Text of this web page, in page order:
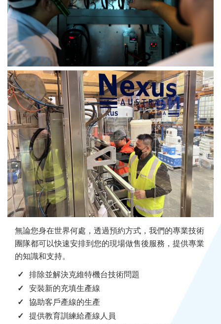
無論您身在世界何處，透過預約方式，我們的專業技術
團隊都可以快速安排到您的現場做售後服務，提供專業
的知識和支持。
排除並解決克維特機台技術問題
安裝新的充填生產線
協助客戶產線的生產
提供教育訓練給產線人員